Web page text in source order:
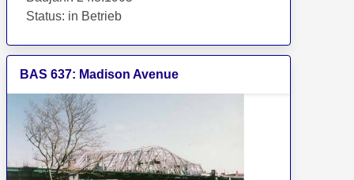
Status: in Betrieb
BAS 637: Madison Avenue